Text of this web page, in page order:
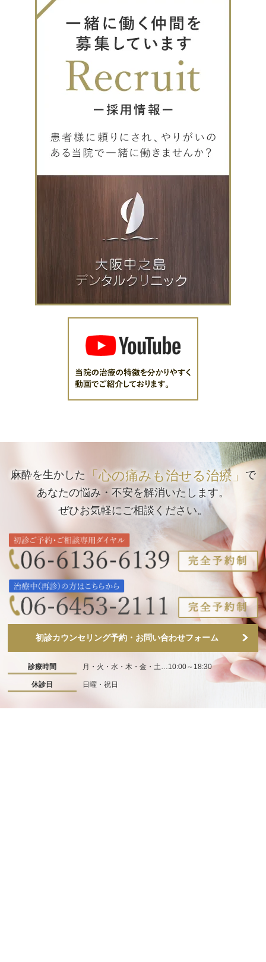
麻酔を生かした 「心の痛みも治せる治療」
で
あなたの悩み・不安を解消いたします。
ぜひお気軽にご相談ください。
初診カウンセリング予約・お問い合わせフォーム
診療時間 月・火・水・木・金・土…10:00～18:30
休診日 日曜・祝日